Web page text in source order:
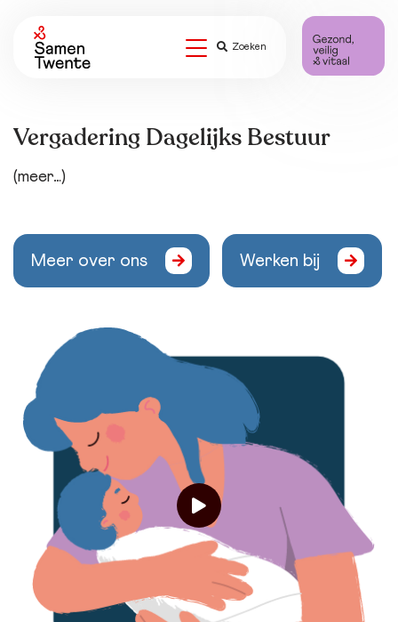
Zoeken
Vergadering Dagelijks Bestuur
(meer…)
Meer over ons Werken bij